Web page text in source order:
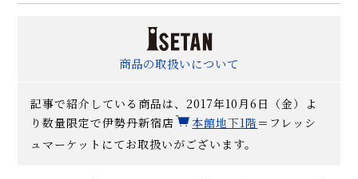
商品の取扱いについて
記事で紹介している商品は、2017年10月6日（金）よ
り数量限定で伊勢丹新宿店
本館地下1階 ＝フレッシ
ュマーケットにてお取扱いがございます。